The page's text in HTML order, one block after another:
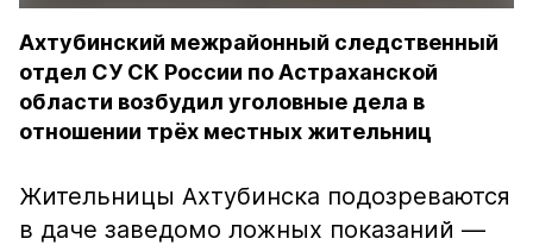
Ахтубинский межрайонный следственный
отдел СУ СК России по Астраханской
области возбудил уголовные дела в
отношении трёх местных жительниц
Жительницы Ахтубинска подозреваются
в даче заведомо ложных показаний —